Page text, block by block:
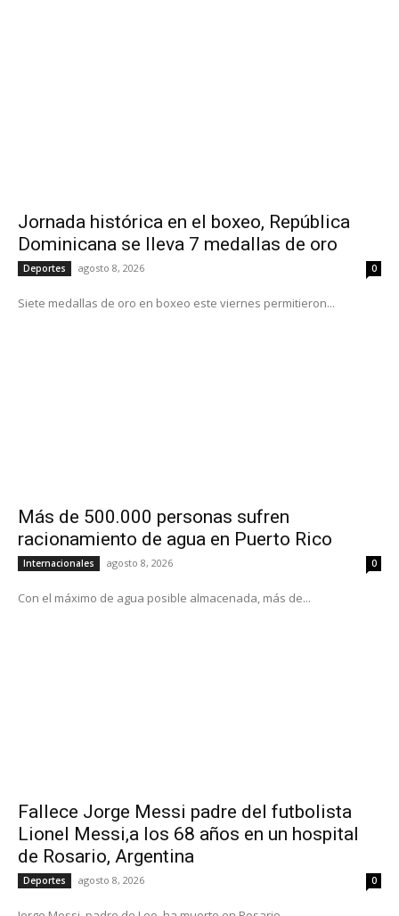
Jornada histórica en el boxeo, República
Dominicana se lleva 7 medallas de oro
Deportes agosto 8, 2026 0
Siete medallas de oro en boxeo este viernes permitieron...
Más de 500.000 personas sufren
racionamiento de agua en Puerto Rico
Internacionales agosto 8, 2026 0
Con el máximo de agua posible almacenada, más de...
Fallece Jorge Messi padre del futbolista
Lionel Messi,a los 68 años en un hospital
de Rosario, Argentina
Deportes agosto 8, 2026 0